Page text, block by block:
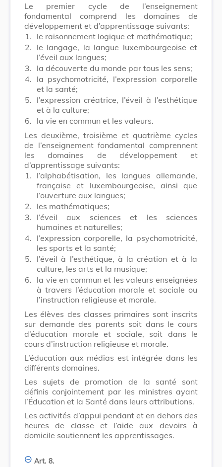
Le premier cycle de l’enseignement
fondamental comprend les domaines de
développement et d’apprentissage suivants:
1. le raisonnement logique et mathématique;
2. le langage, la langue luxembourgeoise et
l’éveil aux langues;
3. la découverte du monde par tous les sens;
4. la psychomotricité, l’expression corporelle
et la santé;
5. l’expression créatrice, l’éveil à l’esthétique
et à la culture;
6. la vie en commun et les valeurs.
Les deuxième, troisième et quatrième cycles
de l’enseignement fondamental comprennent
les domaines de développement et
d’apprentissage suivants:
1. l’alphabétisation, les langues allemande,
française et luxembourgeoise, ainsi que
l’ouverture aux langues;
2. les mathématiques;
3. l’éveil aux sciences et les sciences
humaines et naturelles;
4. l’expression corporelle, la psychomotricité,
les sports et la santé;
5. l’éveil à l’esthétique, à la création et à la
culture, les arts et la musique;
6. la vie en commun et les valeurs enseignées
à travers l’éducation morale et sociale ou
l’instruction religieuse et morale.
Les élèves des classes primaires sont inscrits
sur demande des parents soit dans le cours
d’éducation morale et sociale, soit dans le
cours d’instruction religieuse et morale.
L’éducation aux médias est intégrée dans les
différents domaines.
Les sujets de promotion de la santé sont
définis conjointement par les ministres ayant
l’Éducation et la Santé dans leurs attributions.
Les activités d’appui pendant et en dehors des
heures de classe et l’aide aux devoirs à
domicile soutiennent les apprentissages.
Art. 8.